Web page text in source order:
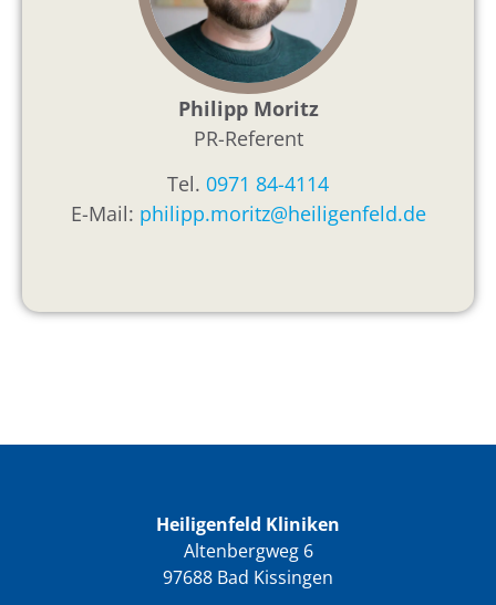
Philipp Moritz
PR-Referent
Tel. 0971 84-4114
E-Mail: philipp.moritz@heiligenfeld.de
Heiligenfeld Kliniken
Altenbergweg 6
97688 Bad Kissingen